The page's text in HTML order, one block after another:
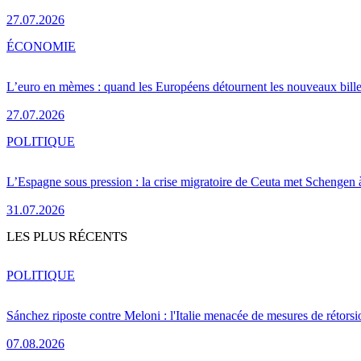
27.07.2026
L’euro en mèmes : quand les Européens détournent les nouveaux
27.07.2026
ÉCONOMIE
L’Espagne sous pression : la crise migratoire de Ceuta met Schengen
31.07.2026
POLITIQUE
LES PLUS RÉCENTS
Sánchez riposte contre Meloni : l'Italie menacée de mesures de
07.08.2026
POLITIQUE